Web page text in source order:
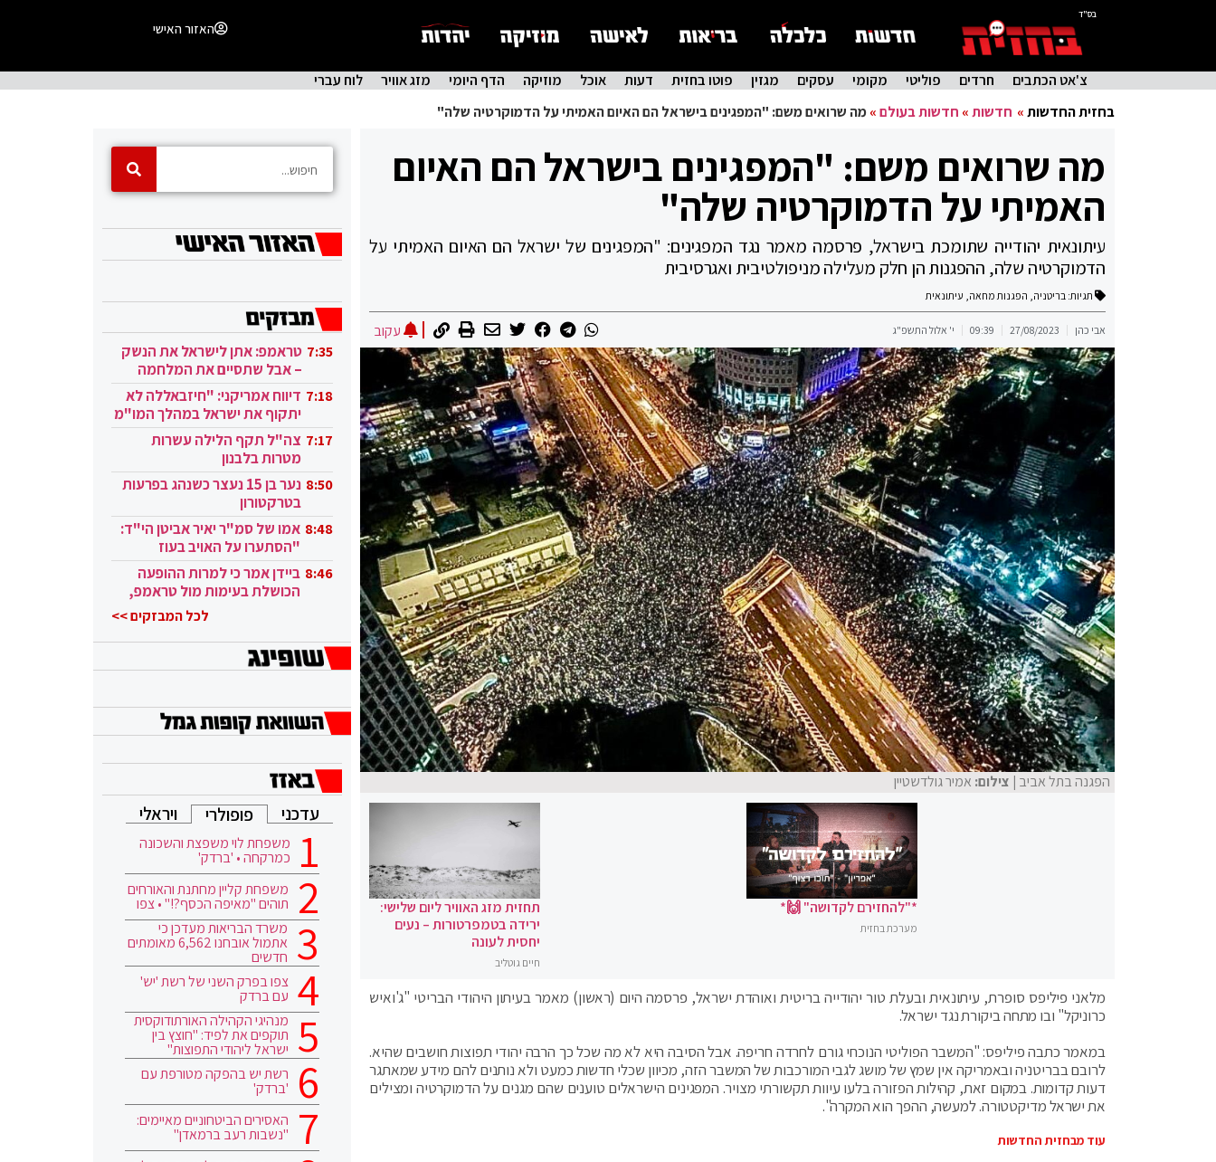
בס"ד
האזור האישי
צ'אט הכתבים חרדים פוליטי מקומי עסקים מגזין פוטו בחזית דעות אוכל מוזיקה הדף היומי מזג אוויר
לוח עברי
בחזית החדשות» חדשות» חדשות בעולם»מה שרואים משם: "המפגינים בישראל הם האיום האמיתי על הדמוקרטיה שלה"
מה שרואים משם: "המפגינים בישראל הם האיום
האמיתי על הדמוקרטיה שלה"
עיתונאית יהודייה שתומכת בישראל, פרסמה מאמר נגד המפגינים: "המפגינים של ישראל הם האיום האמיתי על
הדמוקרטיה שלה, ההפגנות הן חלק מעלילה מניפולטיבית ואגרסיבית
תגיות: בריטניה, הפגנות מחאה, עיתונאית
אבי כהן 27/08/2023
09:39 י' אלול התשפ"ג עקוב
הפגנה בתל אביב | צילום: אמיר גולדשטיין
*"להחזירם לקדושה" 🙌*
מערכת בחזית
תחזית מזג האוויר ליום שלישי:
ירידה בטמפרטורות – נעים
יחסית לעונה
חיים גוטליב
מלאני פיליפס סופרת, עיתונאית ובעלת טור יהודייה בריטית ואוהדת ישראל, פרסמה היום (ראשון) מאמר בעיתון היהודי הבריטי "ג'ואיש
כרוניקל" ובו מתחה ביקורת נגד ישראל.
במאמר כתבה פיליפס: "המשבר הפוליטי הנוכחי גורם לחרדה חריפה. אבל הסיבה היא לא מה שכל כך הרבה יהודי תפוצות חושבים שהיא.
לרובם בבריטניה ובאמריקה אין שמץ של מושג לגבי המורכבות של המשבר הזה, מכיוון שכלי חדשות כמעט ולא נותנים להם מידע שמאתגר
דעות קדומות. במקום זאת, קהילות הפזורה בלעו עיוות תקשורתי מצויר. המפגינים הישראלים טוענים שהם מגנים על הדמוקרטיה ומצילים
את ישראל מדיקטטורה. למעשה, ההפך הוא המקרה".
עוד מבחזית החדשות
7:35 טראמפ: אתן לישראל את הנשק
– אבל שתסיים את המלחמה
בעזה 7:18 דיווח אמריקני: "חיזבאללה לא
יתקוף את ישראל במהלך המו"מ
בקטאר" 7:17 צה"ל תקף הלילה עשרות
מטרות בלבנון
8:50
נער בן 15 נעצר כשנהג בפרעות
בטרקטורון
8:48 אמו של סמ"ר יאיר אביטן הי"ד:
"הסתערו על האויב בעוז
ובגבורה" 8:46 ביידן אמר כי למרות ההופעה
הכושלת בעימות מול טראמפ,
לכל המבזקים >>
עדכני פופולרי ויראלי
משפחת לוי משפצת והשכונה
כמרקחה • 'ברדק'
משפחת קליין מחתנת והאורחים
תוהים "מאיפה הכסף?!" • צפו
משרד הבריאות מעדכן כי
אתמול אובחנו 6,562 מאומתים
חדשים
צפו בפרק השני של רשת 'יש'
עם ברדק
מנהיגי הקהילה האורתודוקסית
תוקפים את לפיד: "חוצץ בין
ישראל ליהודי התפוצות"
רשת יש בהפקה מטורפת עם
'ברדק'
האסירים הביטחוניים מאיימים:
"נשבות רעב ברמאדן"